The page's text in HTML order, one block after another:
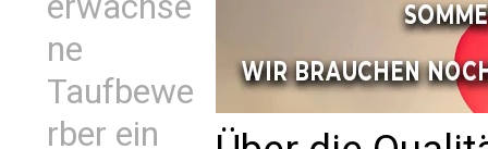
ne
Taufbewe
rber ein